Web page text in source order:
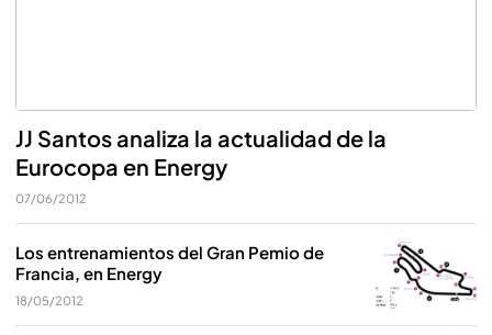
JJ Santos analiza la actualidad de la
Eurocopa en Energy
07/06/2012
Los entrenamientos del Gran Pemio de
Francia, en Energy
18/05/2012